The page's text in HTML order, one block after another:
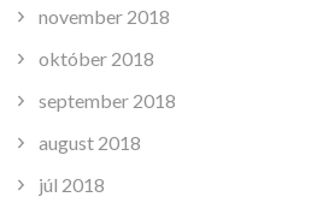
november 2018
október 2018
september 2018
august 2018
júl 2018